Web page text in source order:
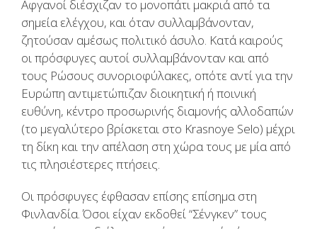
Αφγανοί διέσχιζαν το μονοπάτι μακριά από τα
σημεία ελέγχου, και όταν συλλαμβάνονταν,
ζητούσαν αμέσως πολιτικό άσυλο. Κατά καιρούς
οι πρόσφυγες αυτοί συλλαμβάνονταν και από
τους Ρώσους συνοριοφύλακες, οπότε αντί για την
Ευρώπη αντιμετώπιζαν διοικητική ή ποινική
ευθύνη, κέντρο προσωρινής διαμονής αλλοδαπών
(το μεγαλύτερο βρίσκεται στο Krasnoye Selo) μέχρι
τη δίκη και την απέλαση στη χώρα τους με μία από
τις πλησιέστερες πτήσεις.
Οι πρόσφυγες έφθασαν επίσης επίσημα στη
Φινλανδία. Όσοι είχαν εκδοθεί “Σένγκεν” τους